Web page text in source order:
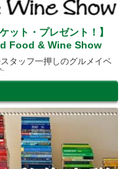
ケット・プレゼント！】
Food & Wine Show
タッフ一押しのグルメイベ